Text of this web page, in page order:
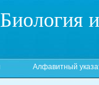
Биология
Алфавитный